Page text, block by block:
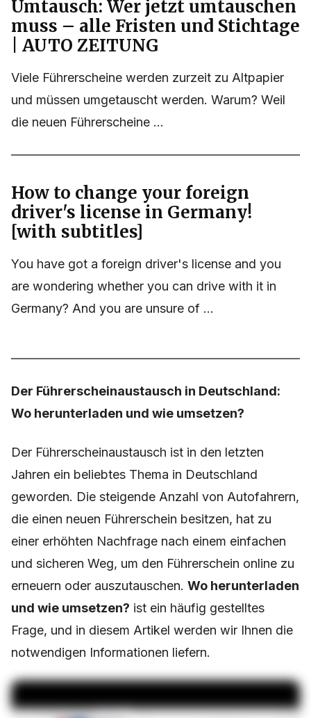
Umtausch: Wer jetzt umtauschen
muss – alle Fristen und Stichtage
| AUTO ZEITUNG
Viele Führerscheine werden zurzeit zu Altpapier
und müssen umgetauscht werden. Warum? Weil
die neuen Führerscheine ...
How to change your foreign
driver's license in Germany!
[with subtitles]
You have got a foreign driver's license and you
are wondering whether you can drive with it in
Germany? And you are unsure of ...
Der Führerscheinaustausch in Deutschland:
Wo herunterladen und wie umsetzen?
Der Führerscheinaustausch ist in den letzten
Jahren ein beliebtes Thema in Deutschland
geworden. Die steigende Anzahl von Autofahrern,
die einen neuen Führerschein besitzen, hat zu
einer erhöhten Nachfrage nach einem einfachen
und sicheren Weg, um den Führerschein online zu
erneuern oder auszutauschen. Wo herunterladen
und wie umsetzen? ist ein häufig gestelltes
Frage, und in diesem Artikel werden wir Ihnen die
notwendigen Informationen liefern.